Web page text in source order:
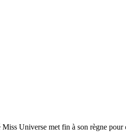
Universe met fin à son règne pour